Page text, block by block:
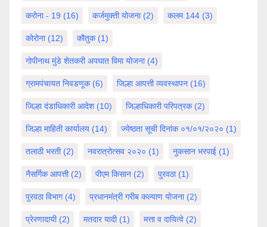
करोना - 19 (16) कर्जमुक्ती योजना(2) कलम 144 (3)
कोरोना(12) कौतुक(1)
गोपीनाथ मुंडे शेतकरी अपघात विमा योजना(4)
ग्रामपंचायत निवडणूक(6) जिल्हा आपत्ती व्यवस्थापन (16)
जिल्हा दंडाधिकारी आदेश (10) जिल्हाधिकारी परिपत्रक(2)
जिल्हा माहिती कार्यालय (14) ज्येष्ठता सूची दिनांक ०१/०१/२०२० (1)
तलाठी भरती(2) नवरात्रोत्सव २०२० (1) नुकसान भरपाई (1)
नैसर्गिक आपत्ती(2) पीएम किसान (2) पुरवठा(1)
पुरवठा विभाग(4) प्रधानमंत्री गरीब कल्याण योजना(2)
प्रेरणादायी(2) मतदार यादी(1) मत्ता व दायित्वे (2)